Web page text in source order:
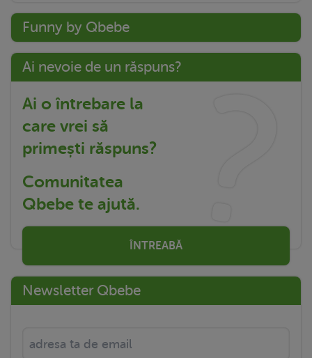
Funny by Qbebe
Ai nevoie de un răspuns?
Ai o întrebare la
care vrei să
primești răspuns?
Comunitatea
Qbebe te ajută.
ÎNTREABĂ
Newsletter Qbebe